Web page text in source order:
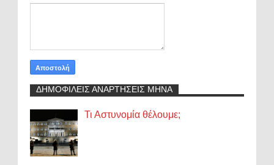
ΔΗΜΟΦΙΛΕΙΣ ΑΝΑΡΤΗΣΕΙΣ ΜΗΝΑ
Τι Αστυνομία θέλουμε;